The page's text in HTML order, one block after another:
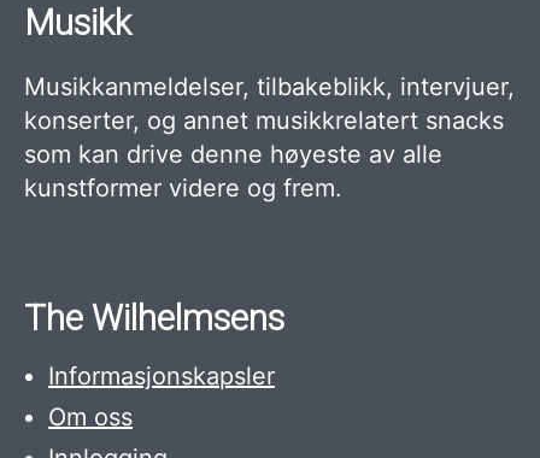
Musikk
Musikkanmeldelser, tilbakeblikk, intervjuer,
konserter, og annet musikkrelatert snacks
som kan drive denne høyeste av alle
kunstformer videre og frem.
The Wilhelmsens
Informasjonskapsler
Om oss